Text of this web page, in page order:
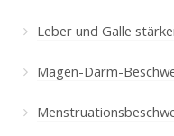
Leber und Galle
Magen-Darm-